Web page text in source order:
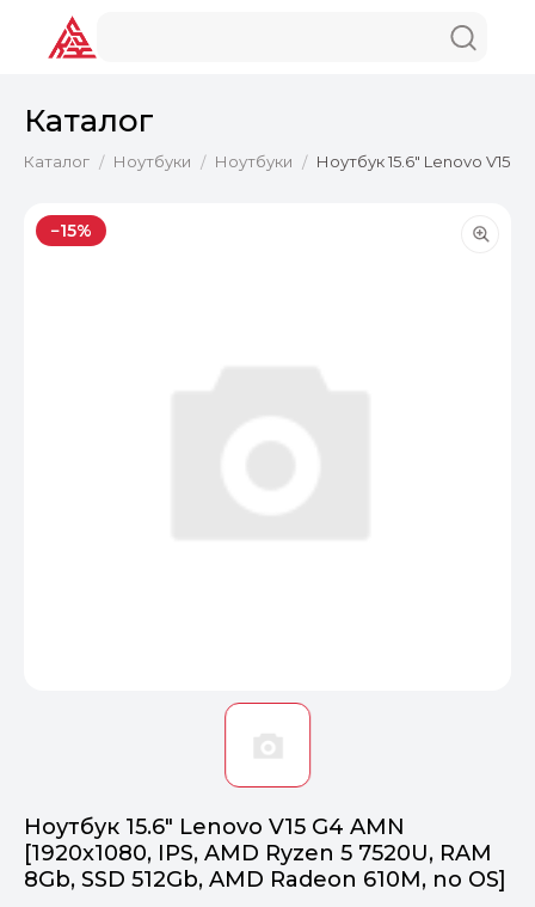
Каталог
Каталог / Ноутбуки / Ноутбуки / Ноутбук 15.6" Lenovo V15
−15%
Ноутбук 15.6" Lenovo V15 G4 AMN
[1920x1080, IPS, AMD Ryzen 5 7520U, RAM
8Gb, SSD 512Gb, AMD Radeon 610M, no OS]